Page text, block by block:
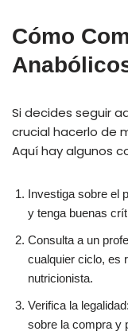
Cómo
Si decides seguir
crucial hacerlo de
Aquí hay algunos
Investiga sobre el
y tenga buenas
Consulta a un
cualquier ciclo, es
nutricionista.
Verifica la
sobre la compra y